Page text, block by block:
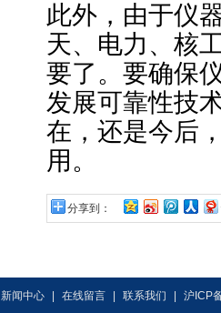
此外，由于仪
天、电力、核
要了。要确保
发展可靠性技
在，还是今后
用。
分享到：
新闻中心 在线留言 联系我们 沪ICP